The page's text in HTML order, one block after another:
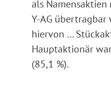
als
Y-AG
hiervon …
Hauptaktionär
(85,1 %).